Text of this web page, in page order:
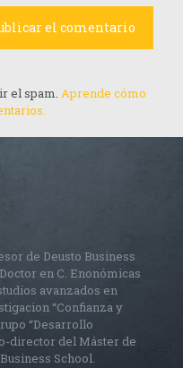
el spam. Aprende cómo
de Deusto Business
en C. Enonómicas
avanzados en
“Confianza y
“Desarrollo
director del Máster de
School.